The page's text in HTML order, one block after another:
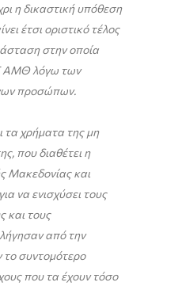
η δικαστική υπόθεση
έτσι οριστικό τέλος
στην οποία
ΑΜΘ λόγω των
προσώπων.
τα χρήματα της μη
που διαθέτει η
Μακεδονίας και
να ενισχύσει τους
και τους
από την
συντομότερο
που τα έχουν τόσο